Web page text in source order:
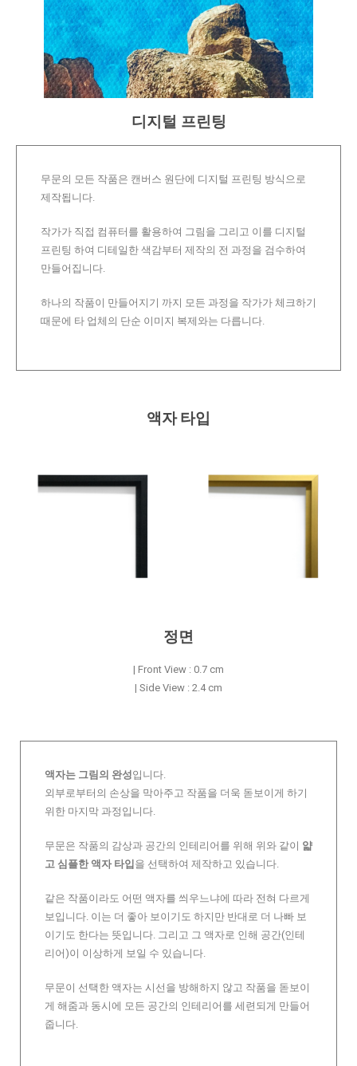
디지털 프린팅
무문의 모든 작품은 캔버스 원단에 디지털 프린팅 방식으로
제작됩니다.
작가가 직접 컴퓨터를 활용하여 그림을 그리고 이를 디지털
프린팅 하여 디테일한 색감부터 제작의 전 과정을 검수하여
만들어집니다.
하나의 작품이 만들어지기 까지 모든 과정을 작가가 체크하기
때문에 타 업체의 단순 이미지 복제와는 다릅니다.
액자 타입
정면
| Front View : 0.7 cm
| Side View : 2.4 cm
액자는 그림의 완성입니다.
외부로부터의 손상을 막아주고 작품을 더욱 돋보이게 하기
위한 마지막 과정입니다.
무문은 작품의 감상과 공간의 인테리어를 위해 위와 같이 얇
고 심플한 액자 타입 을 선택하여 제작하고 있습니다.
같은 작품이라도 어떤 액자를 씌우느냐에 따라 전혀 다르게
보입니다. 이는 더 좋아 보이기도 하지만 반대로 더 나빠 보
이기도 한다는 뜻입니다. 그리고 그 액자로 인해 공간(인테
리어)이 이상하게 보일 수 있습니다.
무문이 선택한 액자는 시선을 방해하지 않고 작품을 돋보이
게 해줌과 동시에 모든 공간의 인테리어를 세련되게 만들어
줍니다.